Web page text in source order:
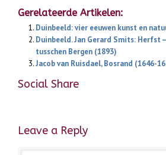
Gerelateerde Artikelen:
Duinbeeld: vier eeuwen kunst en
Duinbeeld. Jan Gerard Smits: Herfst
tusschen Bergen (1893)
Jacob van Ruisdael, Bosrand (1646-
Social Share
Leave a Reply